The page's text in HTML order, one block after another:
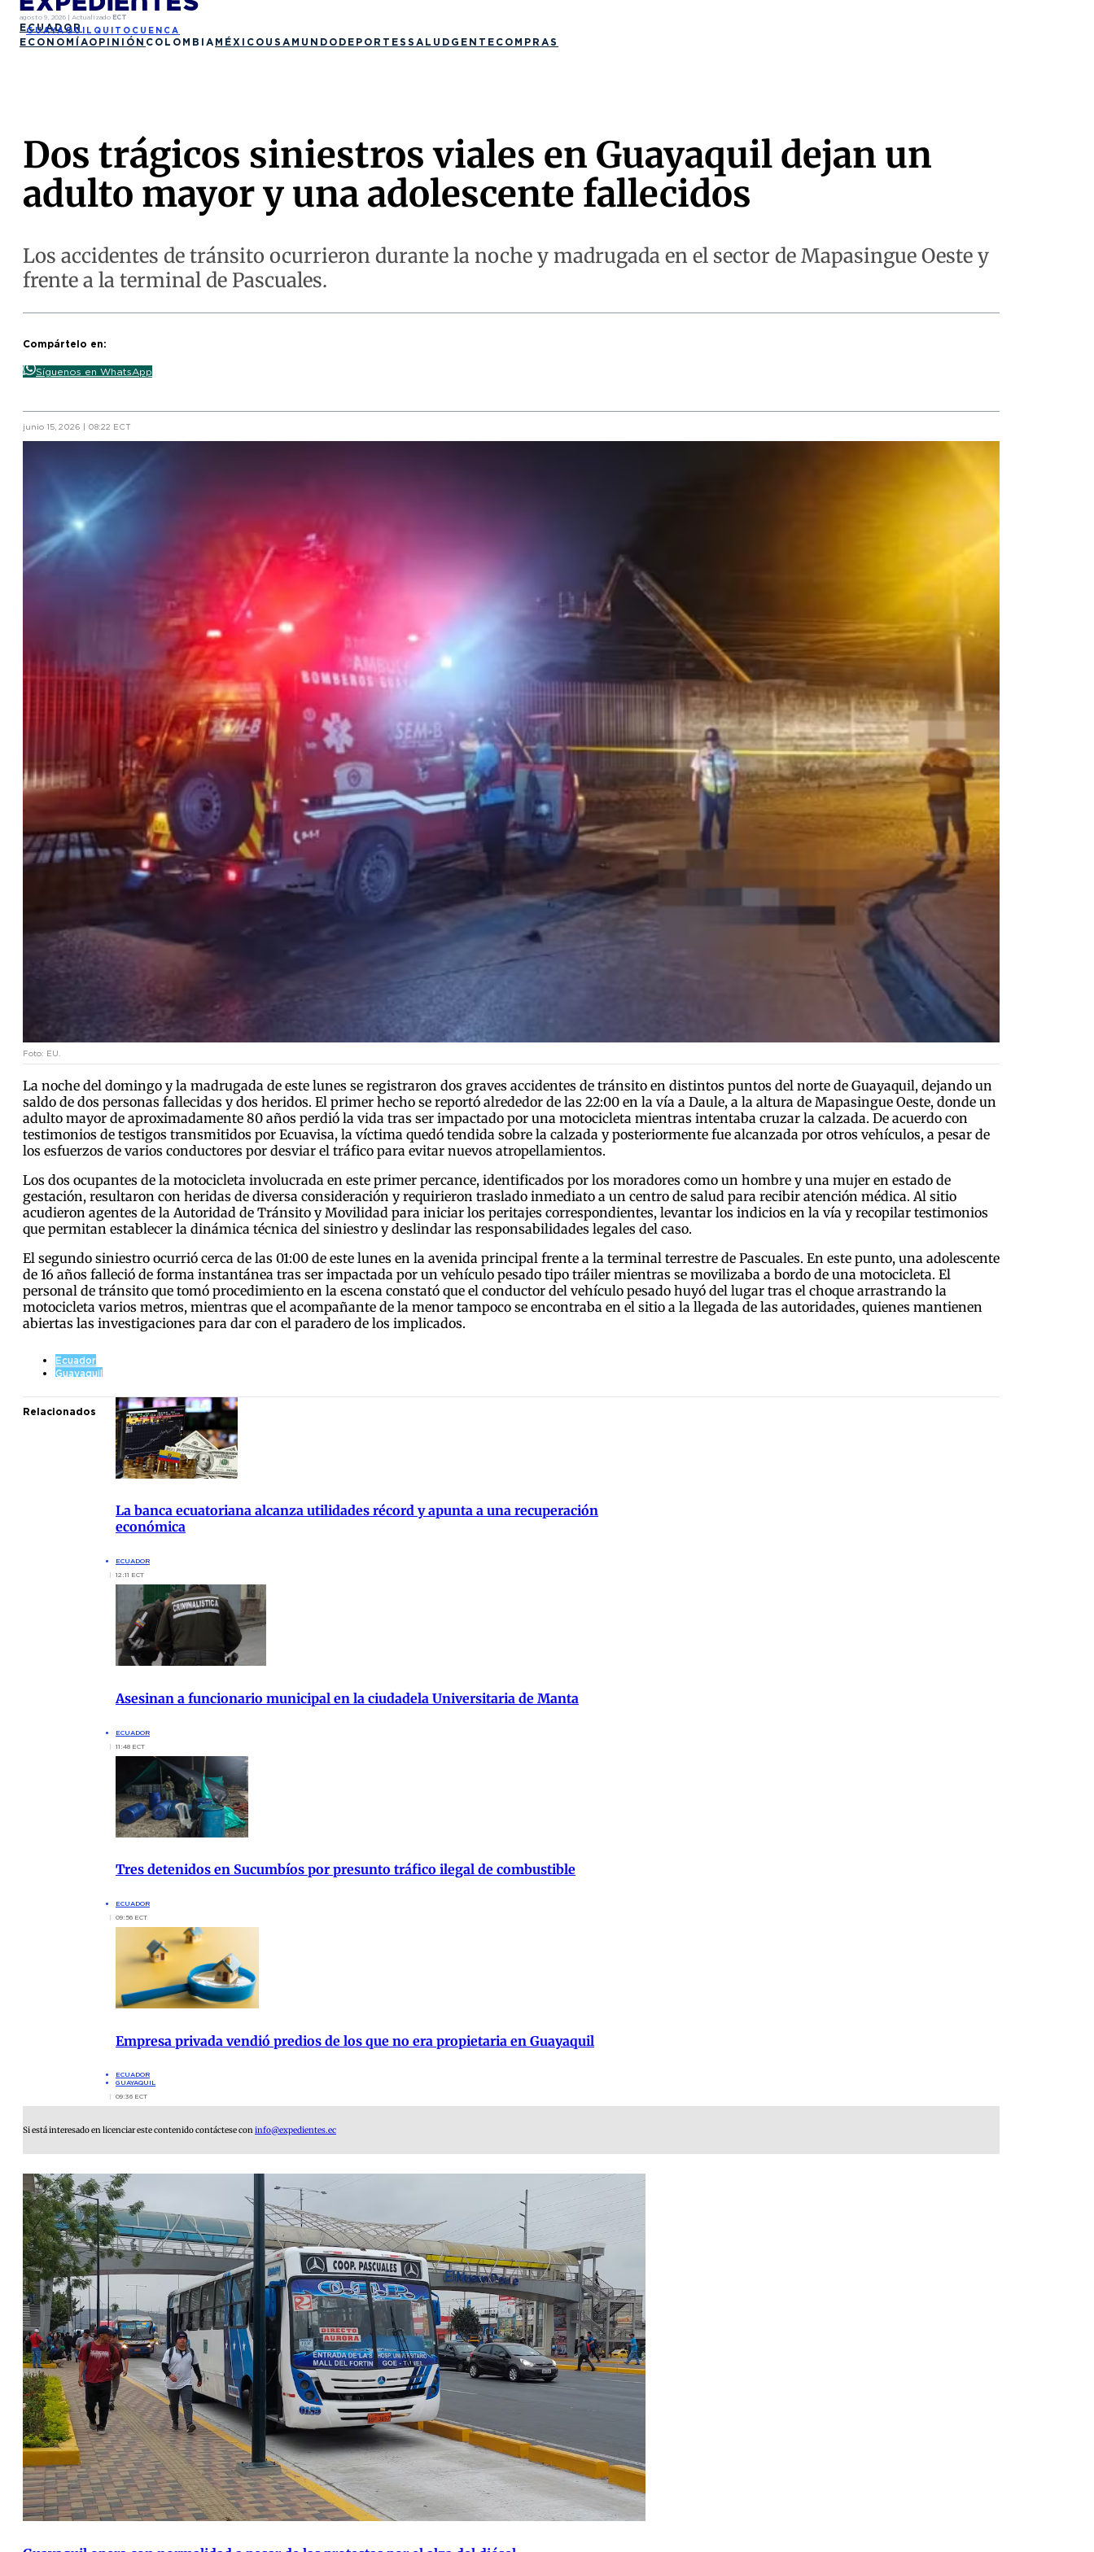
agosto 9, 2026 | Actualizado ECT
ECUADOR
GUAYAQUIL QUITO CUENCA
ECONOMÍAOPINIÓN COLOMBIA MÉXICO USA MUNDO DEPORTES SALUD GENTE COMPRAS
Dos trágicos siniestros viales en Guayaquil dejan un
adulto mayor y una adolescente fallecidos
Los accidentes de tránsito ocurrieron durante la noche y madrugada en el sector de Mapasingue Oeste y
frente a la terminal de Pascuales.
Compártelo en:
Síguenos en WhatsApp
junio 15, 2026 | 08:22 ECT
Foto: EU.
La noche del domingo y la madrugada de este lunes se registraron dos graves accidentes de tránsito en distintos puntos del norte de Guayaquil, dejando un
saldo de dos personas fallecidas y dos heridos. El primer hecho se reportó alrededor de las 22:00 en la vía a Daule, a la altura de Mapasingue Oeste, donde un
adulto mayor de aproximadamente 80 años perdió la vida tras ser impactado por una motocicleta mientras intentaba cruzar la calzada. De acuerdo con
testimonios de testigos transmitidos por Ecuavisa, la víctima quedó tendida sobre la calzada y posteriormente fue alcanzada por otros vehículos, a pesar de
los esfuerzos de varios conductores por desviar el tráfico para evitar nuevos atropellamientos.
Los dos ocupantes de la motocicleta involucrada en este primer percance, identificados por los moradores como un hombre y una mujer en estado de
gestación, resultaron con heridas de diversa consideración y requirieron traslado inmediato a un centro de salud para recibir atención médica. Al sitio
acudieron agentes de la Autoridad de Tránsito y Movilidad para iniciar los peritajes correspondientes, levantar los indicios en la vía y recopilar testimonios
que permitan establecer la dinámica técnica del siniestro y deslindar las responsabilidades legales del caso.
El segundo siniestro ocurrió cerca de las 01:00 de este lunes en la avenida principal frente a la terminal terrestre de Pascuales. En este punto, una adolescente
de 16 años falleció de forma instantánea tras ser impactada por un vehículo pesado tipo tráiler mientras se movilizaba a bordo de una motocicleta. El
personal de tránsito que tomó procedimiento en la escena constató que el conductor del vehículo pesado huyó del lugar tras el choque arrastrando la
motocicleta varios metros, mientras que el acompañante de la menor tampoco se encontraba en el sitio a la llegada de las autoridades, quienes mantienen
abiertas las investigaciones para dar con el paradero de los implicados.
Ecuador
Guayaquil
Relacionados
La banca ecuatoriana alcanza utilidades récord y apunta a una recuperación
económica
ECUADOR
12:11 ECT
Asesinan a funcionario municipal en la ciudadela Universitaria de Manta
ECUADOR
11:48 ECT
Tres detenidos en Sucumbíos por presunto tráfico ilegal de combustible
ECUADOR
09:56 ECT
Empresa privada vendió predios de los que no era propietaria en Guayaquil
ECUADOR
GUAYAQUIL
09:36 ECT
Si está interesado en licenciar este contenido contáctese coninfo@expedientes.ec